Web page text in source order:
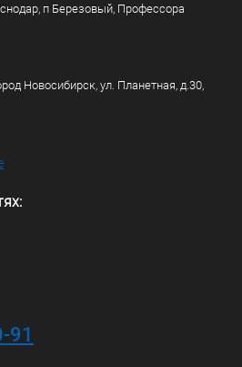
п Березовый, Профессора
Новосибирск, ул. Планетная, д.30,
91